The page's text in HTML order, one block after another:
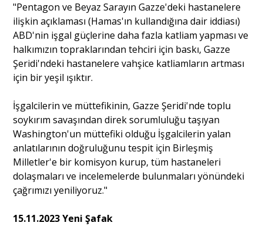
"Pentagon ve Beyaz Sarayın Gazze'deki hastanelere
ilişkin açıklaması (Hamas'ın kullandığına dair iddiası)
ABD'nin işgal güçlerine daha fazla katliam yapması ve
halkımızın topraklarından tehciri için baskı, Gazze
Şeridi'ndeki hastanelere vahşice katliamların artması
için bir yeşil ışıktır.
İşgalcilerin ve müttefikinin, Gazze Şeridi'nde toplu
soykırım savaşından direk sorumluluğu taşıyan
Washington'un müttefiki olduğu İşgalcilerin yalan
anlatılarının doğruluğunu tespit için Birleşmiş
Milletler'e bir komisyon kurup, tüm hastaneleri
dolaşmaları ve incelemelerde bulunmaları yönündeki
çağrımızı yeniliyoruz."
15.11.2023 Yeni Şafak